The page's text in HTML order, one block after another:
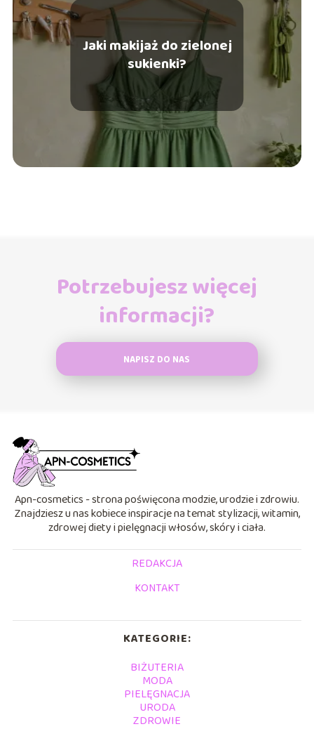
Jaki makijaż do zielonej
sukienki?
Potrzebujesz więcej
informacji?
NAPISZ DO NAS
Apn-cosmetics - strona poświęcona modzie, urodzie i zdrowiu.
Znajdziesz u nas kobiece inspiracje na temat stylizacji, witamin,
zdrowej diety i pielęgnacji włosów, skóry i ciała.
REDAKCJA
KONTAKT
KATEGORIE:
BIŻUTERIA
MODA
PIELĘGNACJA
URODA
ZDROWIE